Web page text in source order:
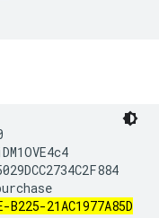
21AC1977A85D